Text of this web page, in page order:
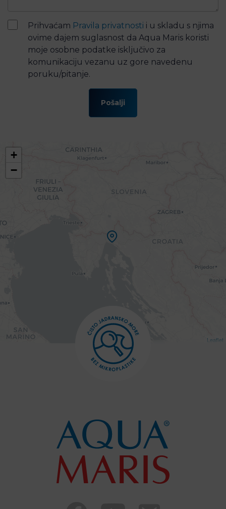
Prihvaćam Pravila privatnosti i u skladu s njima
ovime dajem suglasnost da Aqua Maris koristi
moje osobne podatke isključivo za
komunikaciju vezanu uz gore navedenu
poruku/pitanje.
Pošalji
+
−
Leaflet